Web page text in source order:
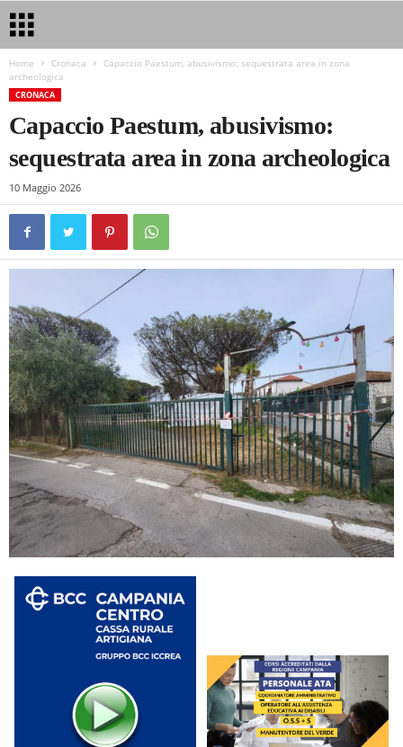
Home Cronaca
Capaccio Paestum, abusivismo: sequestrata area in zona
archeologica
CRONACA
Capaccio Paestum, abusivismo:
sequestrata area in zona archeologica
10 Maggio 2026